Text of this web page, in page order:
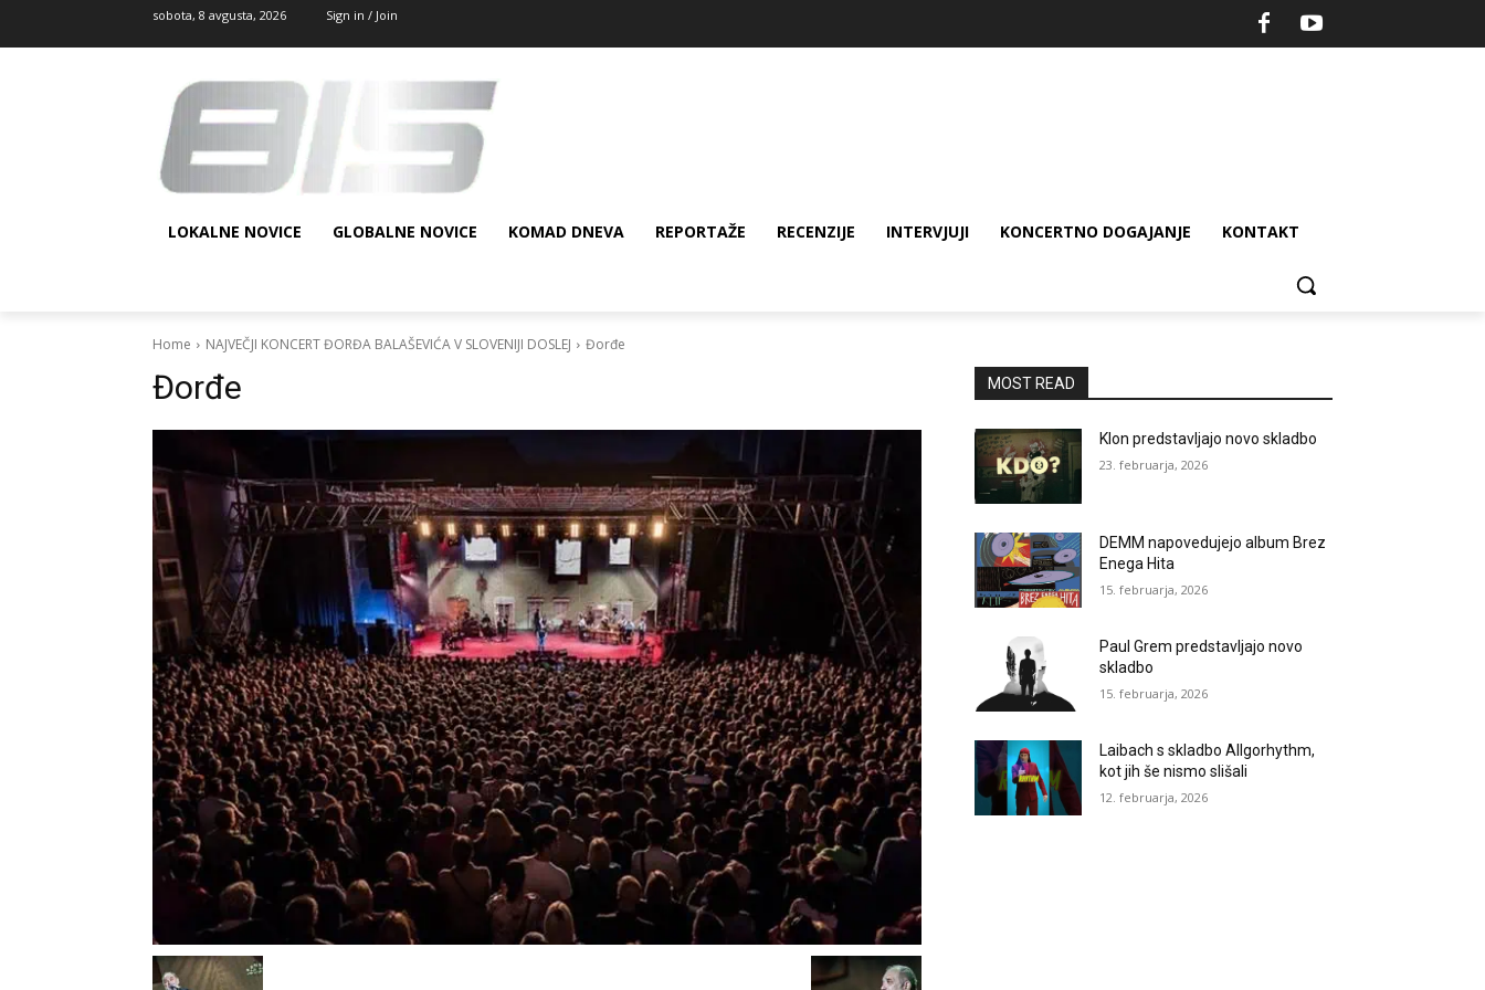
sobota, 8 avgusta, 2026 Sign in / Join
LOKALNE NOVICE GLOBALNE NOVICE KOMAD DNEVA REPORTAŽE RECENZIJE INTERVJUJI KONCERTNO DOGAJANJE KONTAKT
Home NAJVEČJI KONCERT ĐORĐA BALAŠEVIĆA V SLOVENIJI DOSLEJ Đorđe
Đorđe MOST READ
Klon predstavljajo novo skladbo
23. februarja, 2026
DEMM napovedujejo album Brez
Enega Hita
15. februarja, 2026
Paul Grem predstavljajo novo
skladbo
15. februarja, 2026
Laibach s skladbo Allgorhythm,
kot jih še nismo slišali
12. februarja, 2026